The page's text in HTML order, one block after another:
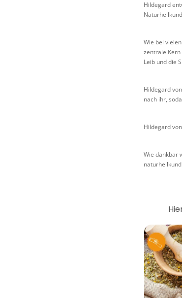
Hildegard
Wie bei
zentrale Kern
Leib und die
Hildegard
nach ihr,
Hildegard
Wie dankbar